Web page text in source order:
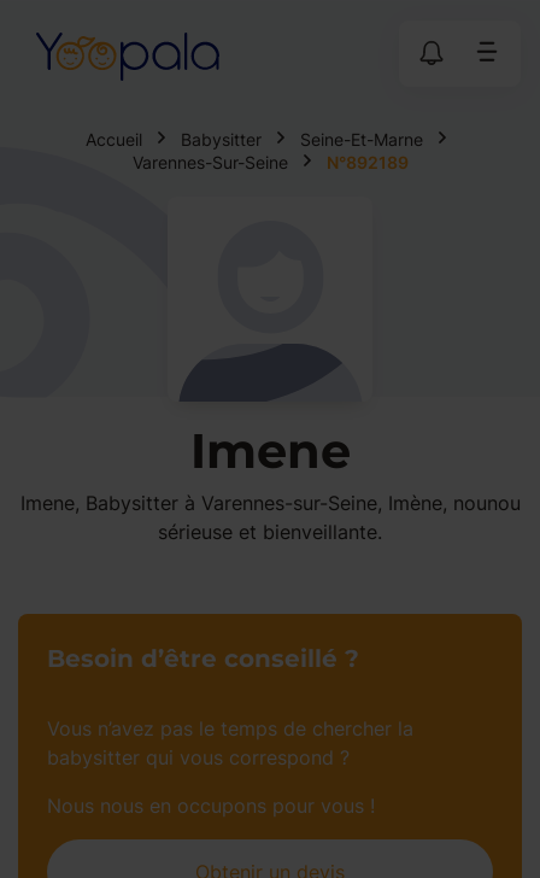
Accueil Babysitter
Seine-Et-Marne
Varennes-Sur-Seine
N°892189
Imene
Imene, Babysitter à Varennes-sur-Seine, Imène, nounou
sérieuse et bienveillante.
Besoin d’être conseillé ?
Vous n’avez pas le temps de chercher la
babysitter qui vous correspond ?
Nous nous en occupons pour vous !
Obtenir un devis